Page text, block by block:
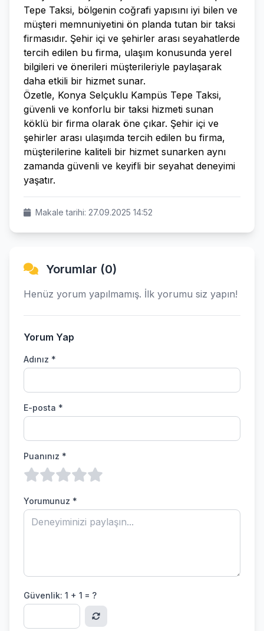
Tepe Taksi, bölgenin coğrafi yapısını iyi bilen ve
müşteri memnuniyetini ön planda tutan bir taksi
firmasıdır. Şehir içi ve şehirler arası seyahatlerde
tercih edilen bu firma, ulaşım konusunda yerel
bilgileri ve önerileri müşterileriyle paylaşarak
daha etkili bir hizmet sunar.
Özetle, Konya Selçuklu Kampüs Tepe Taksi,
güvenli ve konforlu bir taksi hizmeti sunan
köklü bir firma olarak öne çıkar. Şehir içi ve
şehirler arası ulaşımda tercih edilen bu firma,
müşterilerine kaliteli bir hizmet sunarken aynı
zamanda güvenli ve keyifli bir seyahat deneyimi
yaşatır.
Makale tarihi: 27.09.2025 14:52
Yorumlar (0)
Henüz yorum yapılmamış. İlk yorumu siz yapın!
Yorum Yap
Adınız *
E-posta *
Puanınız *
Yorumunuz *
Güvenlik: 1 + 1 = ?